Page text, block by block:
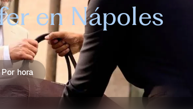
en Nápoles
Por hora